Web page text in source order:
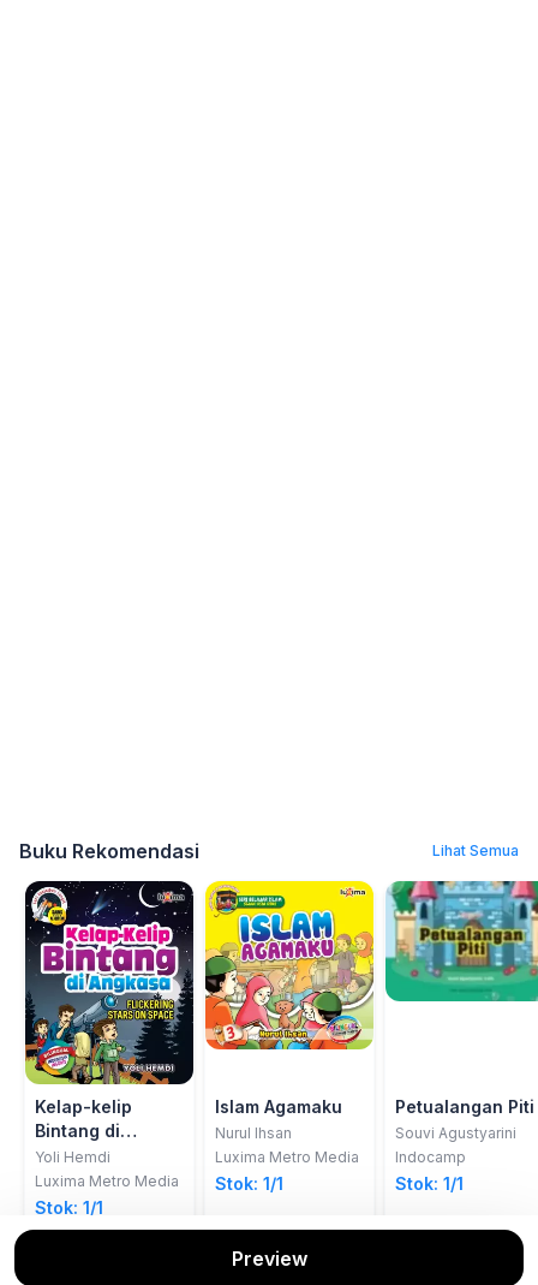
Buku Rekomendasi Lihat Semua
Kelap-kelip
Bintang di
Angkasa
Yoli Hemdi
Luxima Metro Media
Stok: 1/1
Islam Agamaku
Nurul Ihsan
Luxima Metro Media
Stok: 1/1
Petualangan Piti
Souvi Agustyarini
Indocamp
Stok: 1/1
Preview